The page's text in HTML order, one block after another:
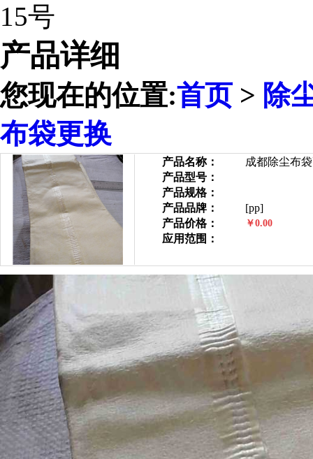
15号
产品详细
您现在的位置:首页> 除
布袋更换
产品名称：
成都除尘布
产品型号：
产品规格：
产品品牌：
[pp]
产品价格：
￥0.00
应用范围：